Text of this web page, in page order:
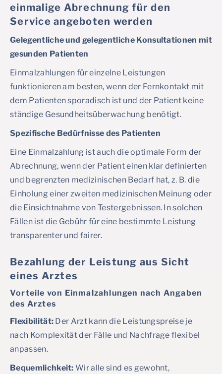
einmalige Abrechnung für den
Service angeboten werden
Gelegentliche und gelegentliche Konsultationen mit
gesunden Patienten
Einmalzahlungen für einzelne Leistungen
funktionieren am besten, wenn der Fernkontakt mit
dem Patienten sporadisch ist und der Patient keine
ständige Gesundheitsüberwachung benötigt.
Spezifische Bedürfnisse des Patienten
Eine Einmalzahlung ist auch die optimale Form der
Abrechnung, wenn der Patient einen klar definierten
und begrenzten medizinischen Bedarf hat, z. B. die
Einholung einer zweiten medizinischen Meinung oder
die Einsichtnahme von Testergebnissen. In solchen
Fällen ist die Gebühr für eine bestimmte Leistung
transparenter und fairer.
Bezahlung der Leistung aus Sicht
eines Arztes
Vorteile von Einmalzahlungen nach Angaben
des Arztes
Flexibilität: Der Arzt kann die Leistungspreise je
nach Komplexität der Fälle und Nachfrage flexibel
anpassen.
Bequemlichkeit:Wir alle sind es gewohnt,